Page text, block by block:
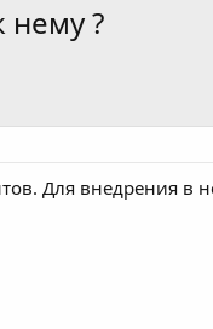
нему ?
Для внедрения в